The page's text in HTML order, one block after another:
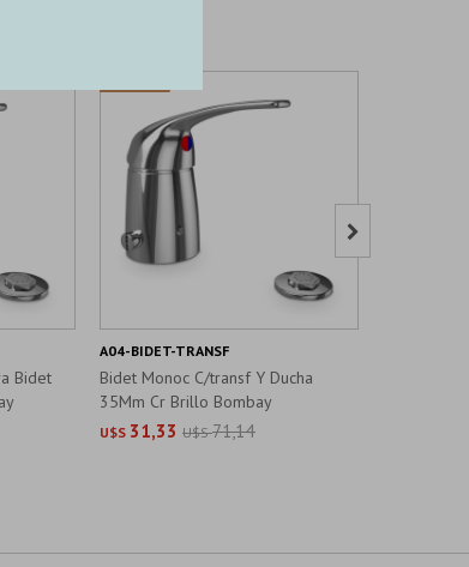
Bidet
Bidet Monoc C/transf Y Ducha
35Mm Cr Brillo Bombay
U$S 31,33 U$S 71,14
A04-BIDET-TRANSF
